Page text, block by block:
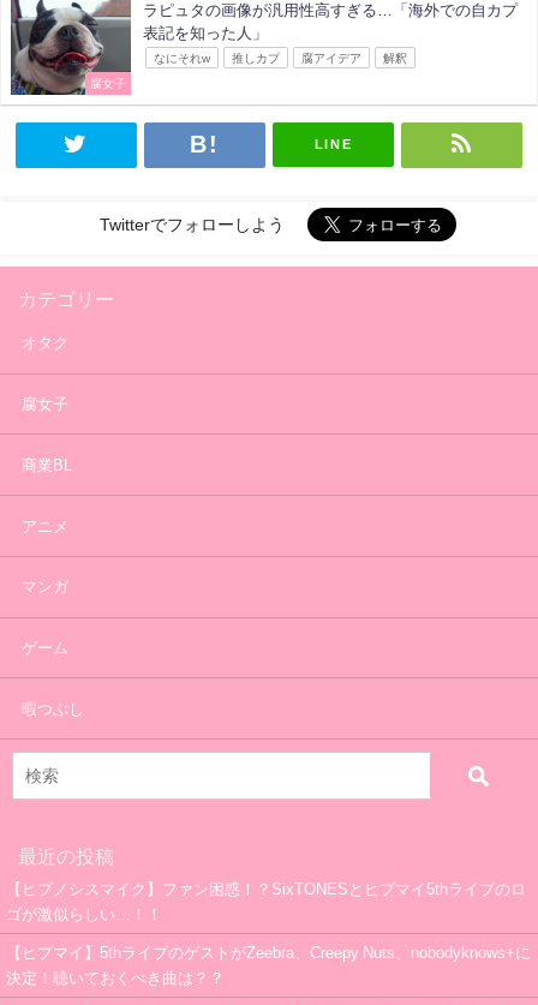
腐女子
ラピュタの画像が汎用性高すぎる…「海外での自カプ
表記を知った人」
なにそれw 推しカプ 腐アイデア 解釈
LINE
Twitterでフォローしよう
カテゴリー
オタク
腐女子
商業BL
アニメ
マンガ
ゲーム
暇つぶし
最近の投稿
【ヒプノシスマイク】ファン困惑！？SixTONESとヒプマイ5thライブのロ
ゴが激似らしい…！！
【ヒプマイ】5thライブのゲストがZeebra、Creepy Nuts、nobodyknows+に
決定！聴いておくべき曲は？？